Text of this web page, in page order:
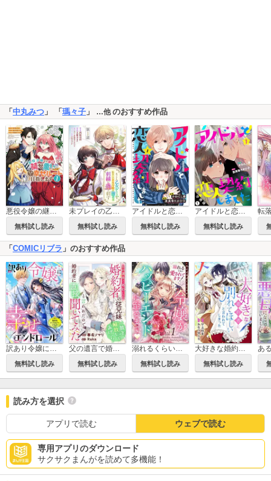
「中丸みつ 」 「瑪々子 」 …他のおすすめ作品
悪役令嬢の継母は荷が重いので、全力で幸せルート目指します
無料試し読み
未プレイの乙女ゲームに転生した平凡令嬢は聖なる刺繍の糸を刺す 分冊版
無料試し読み
アイドルと恋人契約しました
無料試し読み
アイドルと恋人契約しました 分冊版
無料試し読み
「 COMICリブラ 」のおすすめ作品
訳あり令嬢に幸せなエンドロールを 異世界アンソロジーコミック
無料試し読み
父の遺言で婚約した婚約者の従兄妹から「彼を解放してあげて！」と言われたので婚約者に直接聞いてみた
無料試し読み
溺れるくらい愛されてます！令嬢がハッピーエンドに至るまで アンソロジーコミック
無料試し読み
大好きな婚約者に別れてほしいと言われてしまった
無料試し読み
読み方を選択
アプリで読む ウェブで読む
専用アプリのダウンロード
サクサクまんがを読めて多機能！